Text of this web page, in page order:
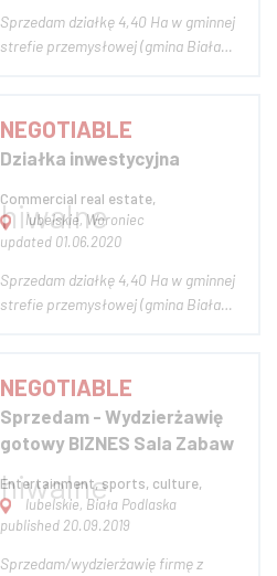
Sprzedam działkę 4,40 Ha w gminnej
strefie przemysłowej (gmina Biała
w miejscowości Woroniec-Sycyna
Działka posiada wodociąg i linię
elektryczną średniego napięcia. Obok
farma fot...
NEGOTIABLE
Działka inwestycyjna
Commercial real estate,
lubelskie, Woroniec
updated 01.06.2020
Sprzedam działkę 4,40 Ha w gminnej
strefie przemysłowej (gmina Biała
w miejscowości Woroniec. Działka
posiada wodociąg i linię elektryczną
średniego napięcia. Obok farma
fotowolt...
NEGOTIABLE
Sprzedam - Wydzierżawię
gotowy BIZNES Sala Zabaw
Entertainment, sports, culture,
lubelskie, Biała Podlaska
published 20.09.2019
Sprzedam/wydzierżawię firmę z